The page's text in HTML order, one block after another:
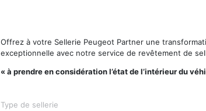
Offrez à votre Sellerie Peugeot Partner une
exceptionnelle avec notre service de revêtement de
« à prendre en considération l’état de l’intérieur du
Type de sellerie